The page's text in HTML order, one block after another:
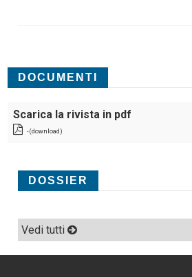
DOCUMENTI
Scarica la rivista in pdf
- (download)
DOSSIER
Vedi tutti